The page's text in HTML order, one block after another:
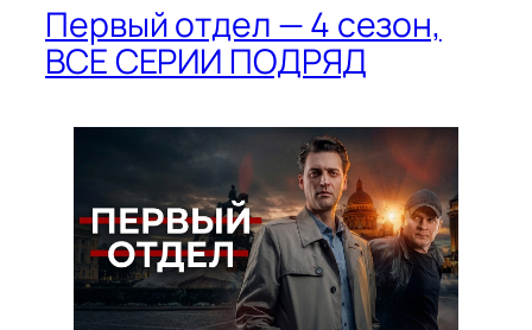
Первый отдел — 4 сезон,
ВСЕ СЕРИИ ПОДРЯД